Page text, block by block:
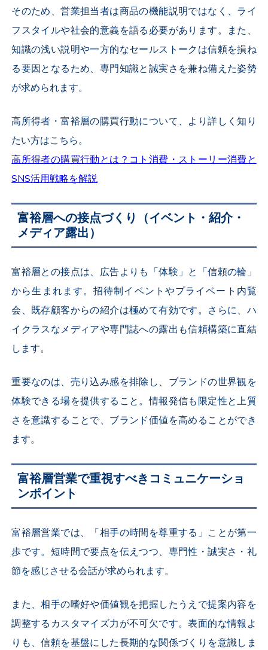
そのため、営業担当者は商品の機能説明ではなく、ライ
フスタイルや社会的意義を語る必要があります。また、
知識の浅い説明や一方的なセールストークは信頼を損ね
る要因となるため、専門知識と誠実さを兼ね備えた姿勢
が求められます。
高所得者・富裕層の購買行動について、より詳しく知り
たい方はこちら。
高所得者の購買行動とは？コト消費・ストーリー消費と
SNS活用戦略を解説
富裕層への接点づくり（イベント・紹介・
メディア露出）
富裕層との接点は、広告よりも「体験」と「信頼の輪」
から生まれます。招待制イベントやプライベート内覧
会、既存顧客からの紹介は極めて有効です。さらに、ハ
イクラスなメディアや専門誌への露出も信頼構築に直結
します。
重要なのは、売り込み感を排除し、ブランドの世界観を
体験できる場を提供すること。情報発信も限定性と上質
さを意識することで、ブランド価値を高めることができ
ます。
富裕層営業で重視すべきコミュニケーショ
ンポイント
富裕層営業では、「相手の時間を尊重する」ことが第一
歩です。短時間で要点を伝えつつ、専門性・誠実さ・礼
節を感じさせる会話が求められます。
また、相手の嗜好や価値観を把握したうえで提案内容を
調整するカスタマイズ力が不可欠です。表面的な情報よ
りも、信頼を基盤にした長期的な関係づくりを意識しま